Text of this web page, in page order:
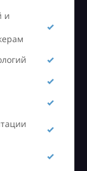
и